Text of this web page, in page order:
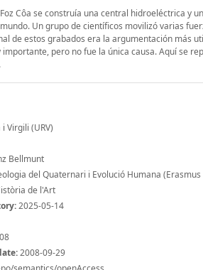
Côa se construía una central hidroeléctrica
Un grupo de científicos movilizó varias
de estos grabados era la argumentación más
pero no fue la única causa. Aquí se
Virgili (URV)
Bellmunt
del Quaternari i Evolució Humana (Erasmus
de l'Art
2025-05-14
2008-09-29